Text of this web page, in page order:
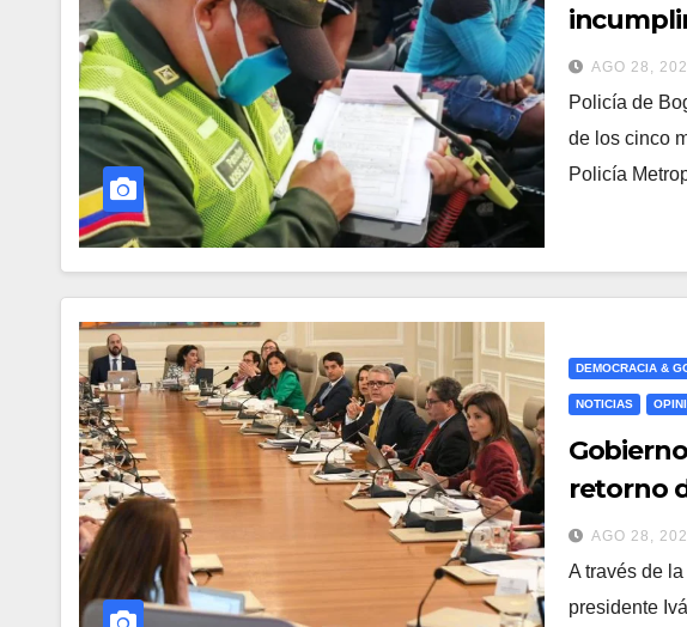
AGO 28,
Policía de
de los cinco
Policía
DEMOCRACIA &
NOTICIAS
retorno
oficinas
AGO 28,
A través de
presidente